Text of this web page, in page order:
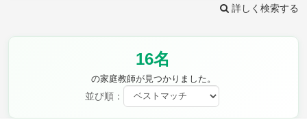
詳しく検索する
16名
の家庭教師が見つかりました。
並び順：
教科
理科
保健・体育 図画工作 書写